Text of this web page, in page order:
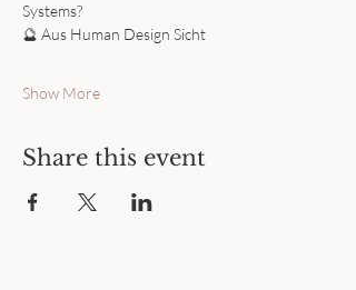
Systems?
🔮 Aus Human Design Sicht
Show More
Share this event